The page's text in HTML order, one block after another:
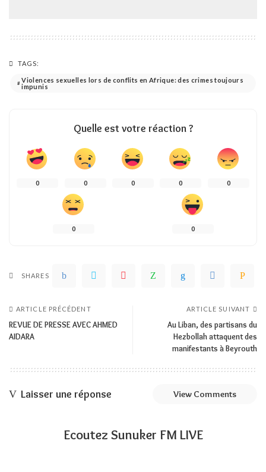
TAGS:
Violences sexuelles lors de conflits en Afrique: des crimes toujours
impunis
Quelle est votre réaction ?
0 0 0 0 0
0 0
SHARES
ARTICLE PRÉCÉDENT
REVUE DE PRESSE AVEC AHMED
AIDARA
ARTICLE SUIVANT
Au Liban, des partisans du
Hezbollah attaquent des
manifestants à Beyrouth
Laisser une réponse View Comments
Ecoutez Sunuker FM LIVE